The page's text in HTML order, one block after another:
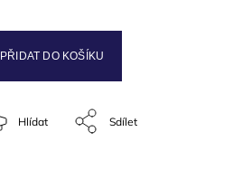
PŘIDAT DO KOŠÍKU
Hlídat Sdílet